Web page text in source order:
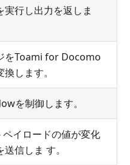
実行し出力を返しま
をToami for Docomo
します。
を制御します。
イロードの値が変化
信しま す。